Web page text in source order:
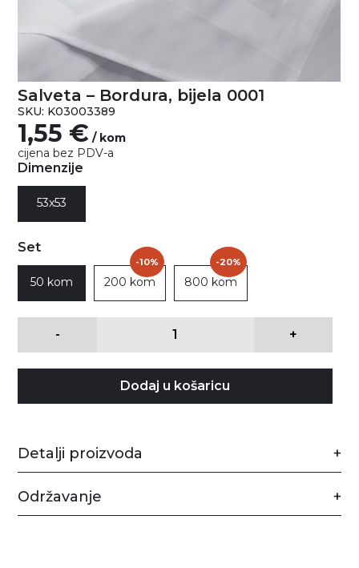
Salveta – Bordura, bijela 0001
SKU: K03003389
1,55 € / kom
cijena bez PDV-a
Dimenzije
53x53
Set
50 kom 200 kom
-10%
800 kom
-20%
- +
Dodaj u košaricu
Detalji proizvoda
Održavanje